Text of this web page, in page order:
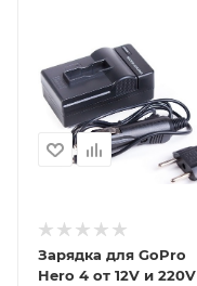
Зарядка для GoPro
Hero 4 от 12V и 220V